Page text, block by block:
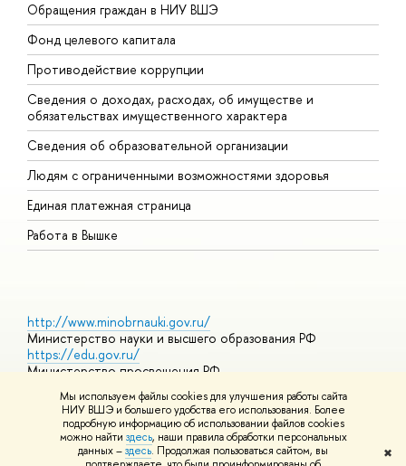
Мы используем файлы cookies для улучшения работы сайта
НИУ ВШЭ и большего удобства его использования. Более
подробную информацию об использовании файлов cookies
можно найти здесь, наши правила обработки персональных
данных –здесь. Продолжая пользоваться сайтом, вы
✖
Обращения граждан в НИУ ВШЭ
Фонд целевого капитала
Противодействие коррупции
Сведения о доходах, расходах, об имуществе и
обязательствах имущественного характера
Сведения об образовательной организации
Людям с ограниченными возможностями здоровья
Единая платежная страница
Работа в Вышке
http://www.minobrnauki.gov.ru/
Министерство науки и высшего образования РФ
https://edu.gov.ru/
Министерство просвещения РФ
https://elearning.hse.ru/mooc
Массовые открытые онлайн-курсы
© НИУ ВШЭ 1993–2026 Адреса и контактыУсловия